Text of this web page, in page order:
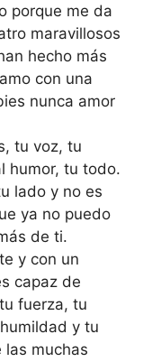
porque me da
maravillosos
hecho más
con una
nunca amor
tu voz, tu
humor, tu todo.
lado y no es
ya no puedo
de ti.
y con un
capaz de
fuerza, tu
y tu
muchas